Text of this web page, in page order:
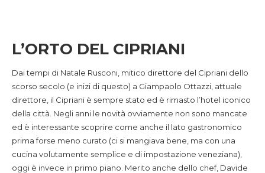
L’ORTO DEL CIPRIANI
Dai tempi di Natale Rusconi, mitico direttore del Cipriani dello
scorso secolo (e inizi di questo) a Giampaolo Ottazzi, attuale
direttore, il Cipriani è sempre stato ed è rimasto l’hotel iconico
della città. Negli anni le novità ovviamente non sono mancate
ed è interessante scoprire come anche il lato gastronomico
prima forse meno curato (ci si mangiava bene, ma con una
cucina volutamente semplice e di impostazione veneziana),
oggi è invece in primo piano. Merito anche dello chef, Davide